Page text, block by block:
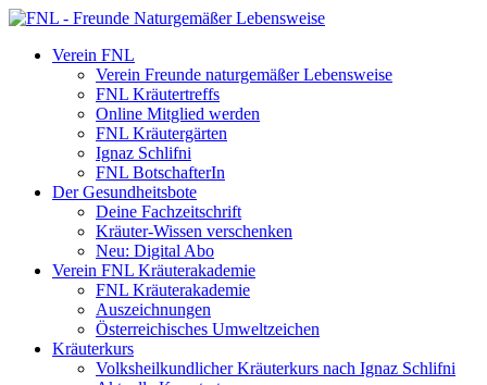
Verein FNL
Verein Freunde naturgemäßer Lebensweise
FNL Kräutertreffs
Online Mitglied werden
FNL Kräutergärten
Ignaz Schlifni
FNL BotschafterIn
Der Gesundheitsbote
Deine Fachzeitschrift
Kräuter-Wissen verschenken
Neu: Digital Abo
Verein FNL Kräuterakademie
FNL Kräuterakademie
Auszeichnungen
Österreichisches Umweltzeichen
Kräuterkurs
Volksheilkundlicher Kräuterkurs nach Ignaz Schlifni